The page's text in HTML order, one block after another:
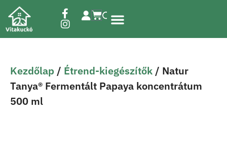
Kezdőlap / Étrend-kiegészítők / Natur
Tanya® Fermentált Papaya koncentrátum
500 ml